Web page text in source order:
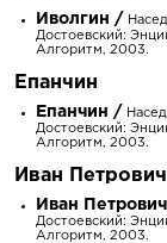
персонажи
словарь
Найти
Иволгин /
Достоевский:
Алгоритм, 2003.
Епанчин
Епанчин /
Достоевский:
Алгоритм, 2003.
Иван Петрович
Иван
Достоевский:
Алгоритм, 2003.